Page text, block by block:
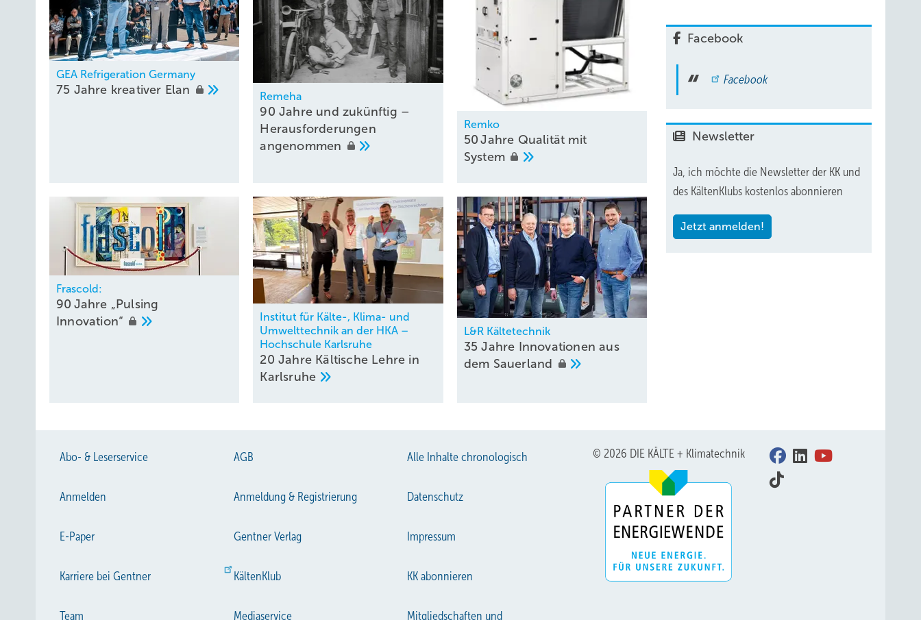
GEA Refrigeration Germany
75 Jahre kreativer Elan Remeha
90 Jahre und zukünftig –
Herausforderungen
angenommen
Remko
50 Jahre Qualität mit
System
Frascold:
90 Jahre „Pulsing
Innovation“
Institut für Kälte-, Klima- und
Umwelttechnik an der HKA –
Hochschule Karlsruhe
20 Jahre Kältische Lehre in
Karlsruhe
L&R Kältetechnik
35 Jahre Innovationen aus
dem Sauerland
Facebook
Facebook
Newsletter
Ja, ich möchte die Newsletter der KK und
des KältenKlubs kostenlos abonnieren
Jetzt anmelden!
Abo- & Leserservice AGB Alle Inhalte chronologisch
Anmelden Anmeldung & Registrierung Datenschutz
E-Paper Gentner Verlag Impressum
Karriere bei Gentner KältenKlub KK abonnieren
Team Mediaservice Mitgliedschaften und
© 2026 DIE KÄLTE + Klimatechnik